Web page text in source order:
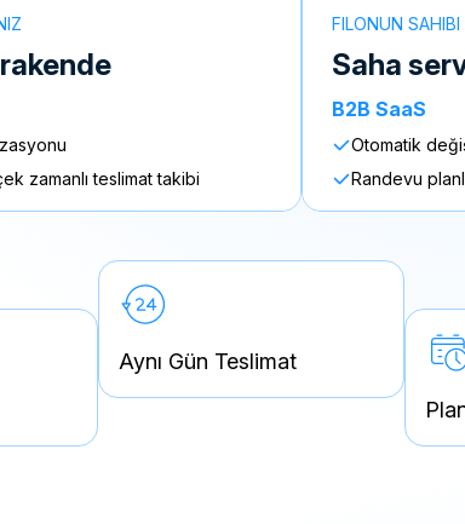
zamanlı teslimat takibi
FILONUN SAHIBI
saha
B2B SaaS
Otomatik
Randevu
Aynı Gün Teslimat